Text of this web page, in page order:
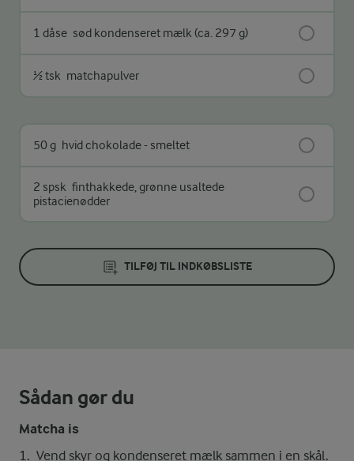
1 dåse sød kondenseret mælk (ca. 297 g)
½ tsk matchapulver
50 g hvid chokolade - smeltet
2 spsk finthakkede, grønne usaltede
pistacienødder
TILFØJ TIL INDKØBSLISTE
Sådan gør du
Matcha is
Vend skyr og kondenseret mælk sammen i en skål.